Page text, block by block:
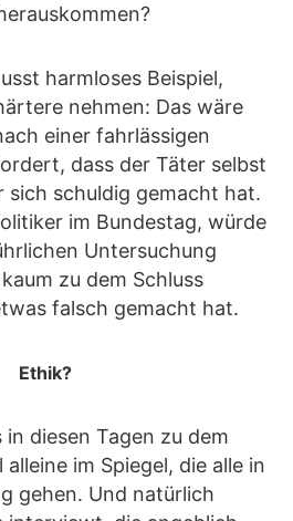
harmloses Beispiel,
nehmen: Das wäre
einer fahrlässigen
dass der Täter selbst
sich schuldig gemacht hat.
im Bundestag, würde
Untersuchung
zu dem Schluss
falsch gemacht hat.
Ethik?
diesen Tagen zu dem
im Spiegel, die alle in
gehen. Und natürlich